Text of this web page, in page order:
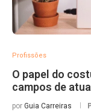
Profissões
O papel do
campos de
por Guia Carreiras